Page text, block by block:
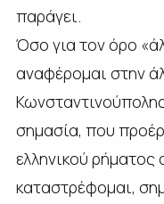
παράγει.
Όσο για τον όρο
αναφέρομαι στην
σημασία, που
ελληνικού ρήματος
καταστρέφομαι,